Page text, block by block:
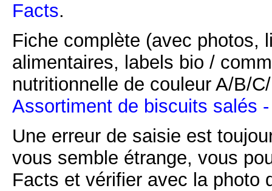
Facts.
Fiche complète (avec photos,
alimentaires, labels bio /
nutritionnelle de couleur A/B/
Assortiment de biscuits salés
Une erreur de saisie est
vous semble étrange, vous
Facts et vérifier avec la photo